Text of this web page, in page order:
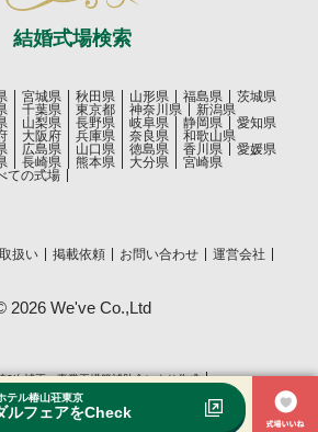
テル椿山荘東京
ルフェアをCheck
結婚式場検索
宮城県 秋田県 山形県 福島県
茨城県
千葉県 東京都 神奈川県
新潟県
山梨県 長野県 岐阜県 静岡県
愛知県
大阪府 兵庫県 奈良県
和歌山県
広島県 山口県 徳島県 香川県
愛媛県
長崎県 熊本県 大分県
宮崎県
ての式場
扱い 掲載依頼 お問い合わせ 運営会社
2026 We've Co.,Ltd
3次補正 事業再構築補助金により作成